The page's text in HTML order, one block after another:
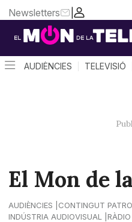
|
Newsletters
AUDIÈNCIES TELEVISIÓ
El Mon de
AUDIÈNCIES
CONTINGUT
INDÚSTRIA AUDIOVISUAL
RÀDIO